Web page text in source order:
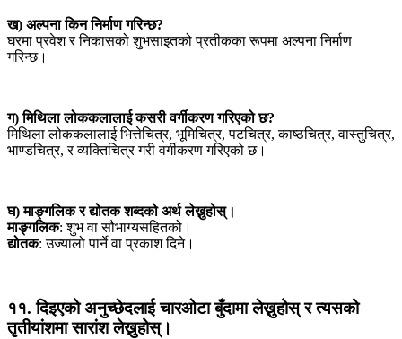
ख) अल्पना किन निर्माण गरिन्छ?
घरमा प्रवेश र निकासको शुभसाइतको प्रतीकका रूपमा अल्पना निर्माण
गरिन्छ।
ग) मिथिला लोककलालाई कसरी वर्गीकरण गरिएको छ?
मिथिला लोककलालाई भित्तेचित्र, भूमिचित्र, पटचित्र, काष्ठचित्र, वास्तुचित्र,
भाण्डचित्र, र व्यक्तिचित्र गरी वर्गीकरण गरिएको छ।
घ) माङ्गलिक र द्योतक शब्दको अर्थ लेख्नुहोस्।
माङ्गलिक: शुभ वा सौभाग्यसहितको।
द्योतक: उज्यालो पार्ने वा प्रकाश दिने।
११. दिइएको अनुच्छेदलाई चारओटा बुँदामा लेख्नुहोस् र त्यसको
तृतीयांशमा सारांश लेख्नुहोस्।